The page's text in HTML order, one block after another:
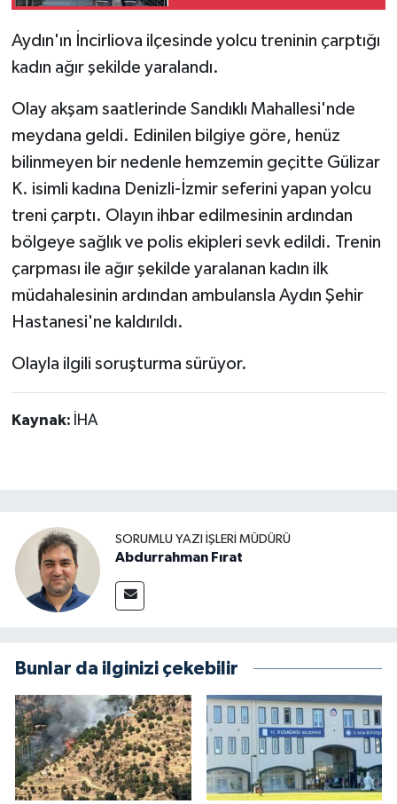
Aydın'ın İncirliova ilçesinde yolcu treninin çarptığı
kadın ağır şekilde yaralandı.
Olay akşam saatlerinde Sandıklı Mahallesi'nde
meydana geldi. Edinilen bilgiye göre, henüz
bilinmeyen bir nedenle hemzemin geçitte Gülizar
K. isimli kadına Denizli-İzmir seferini yapan yolcu
treni çarptı. Olayın ihbar edilmesinin ardından
bölgeye sağlık ve polis ekipleri sevk edildi. Trenin
çarpması ile ağır şekilde yaralanan kadın ilk
müdahalesinin ardından ambulansla Aydın Şehir
Hastanesi'ne kaldırıldı.
Olayla ilgili soruşturma sürüyor.
Kaynak: İHA
SORUMLU YAZI İŞLERI MÜDÜRÜ
Abdurrahman Fırat
Bunlar da ilginizi çekebilir